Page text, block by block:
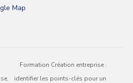
Map
Formation Création entreprise :
identifier les points-clés pour un